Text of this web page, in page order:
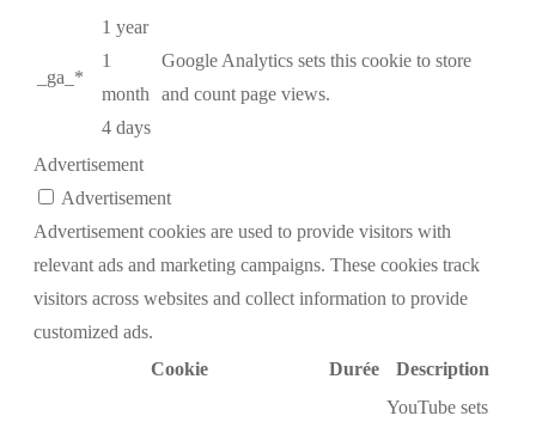
_ga_*
1 year
1
month
4 days
Google Analytics sets this cookie to store
and count page views.
Advertisement
Advertisement
Advertisement cookies are used to provide visitors with
relevant ads and marketing campaigns. These cookies track
visitors across websites and collect information to provide
customized ads.
Cookie
Durée Description
YouTube sets